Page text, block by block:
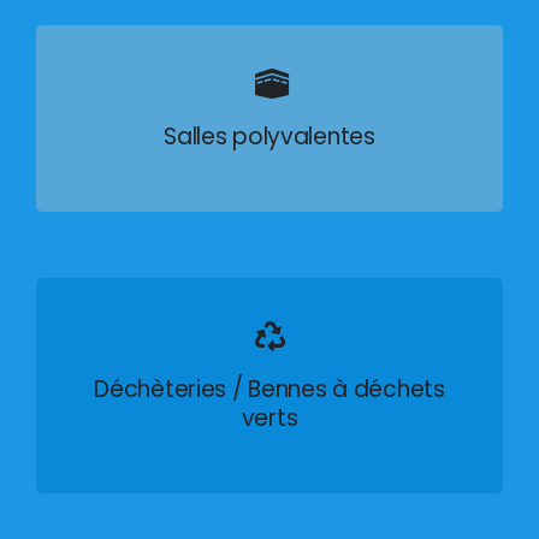
Salles polyvalentes
Déchèteries / Bennes à déchets
verts